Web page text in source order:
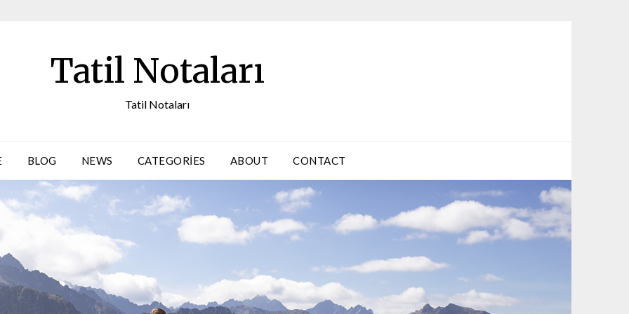
Tatil Notaları
Tatil Notaları
BLOG NEWS CATEGORIES ABOUT CONTACT